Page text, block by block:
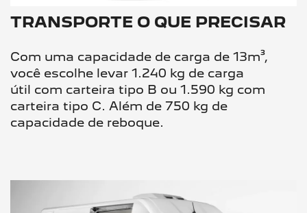
TRANSPORTE O QUE PRECISAR
Com uma capacidade de carga de 13m³,
você escolhe levar 1.240 kg de carga
útil com carteira tipo B ou 1.590 kg com
carteira tipo C. Além de 750 kg de
capacidade de reboque.